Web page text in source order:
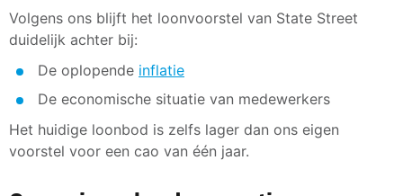
Volgens ons blijft het loonvoorstel van State Street
duidelijk achter bij:
De oplopende inflatie
De economische situatie van medewerkers
Het huidige loonbod is zelfs lager dan ons eigen
voorstel voor een cao van één jaar.